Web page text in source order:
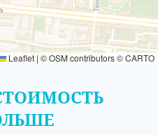
Leaflet | ©OSMcontributors ©CARTO